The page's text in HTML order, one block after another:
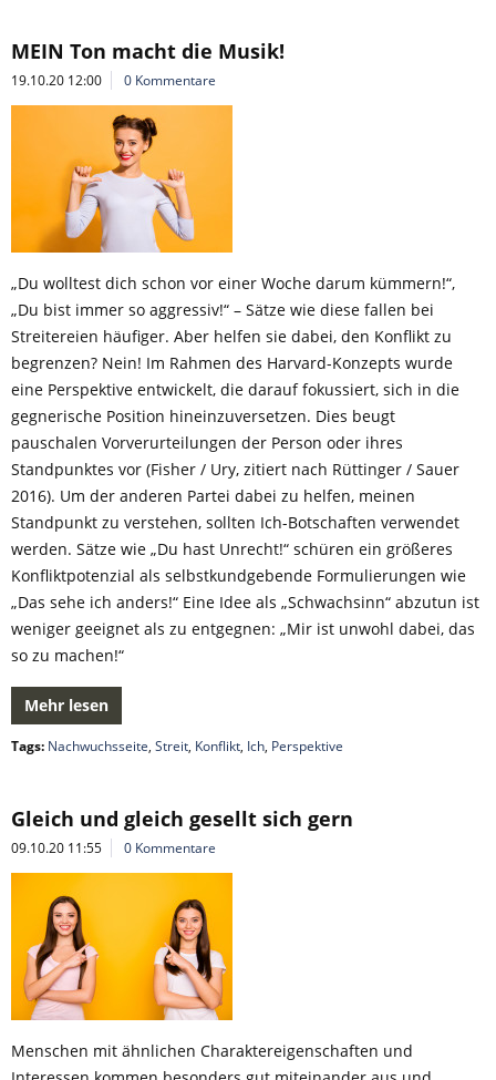
MEIN Ton macht die Musik!
19.10.20 12:00 0 Kommentare
„Du wolltest dich schon vor einer Woche darum kümmern!“,
„Du bist immer so aggressiv!“ – Sätze wie diese fallen bei
Streitereien häufiger. Aber helfen sie dabei, den Konflikt zu
begrenzen? Nein! Im Rahmen des Harvard-Konzepts wurde
eine Perspektive entwickelt, die darauf fokussiert, sich in die
gegnerische Position hineinzuversetzen. Dies beugt
pauschalen Vorverurteilungen der Person oder ihres
Standpunktes vor (Fisher / Ury, zitiert nach Rüttinger / Sauer
2016). Um der anderen Partei dabei zu helfen, meinen
Standpunkt zu verstehen, sollten Ich-Botschaften verwendet
werden. Sätze wie „Du hast Unrecht!“ schüren ein größeres
Konfliktpotenzial als selbstkundgebende Formulierungen wie
„Das sehe ich anders!“ Eine Idee als „Schwachsinn“ abzutun ist
weniger geeignet als zu entgegnen: „Mir ist unwohl dabei, das
so zu machen!“
Mehr lesen
Tags: Nachwuchsseite, Streit, Konflikt, Ich, Perspektive
Gleich und gleich gesellt sich gern
09.10.20 11:55 0 Kommentare
Menschen mit ähnlichen Charaktereigenschaften und